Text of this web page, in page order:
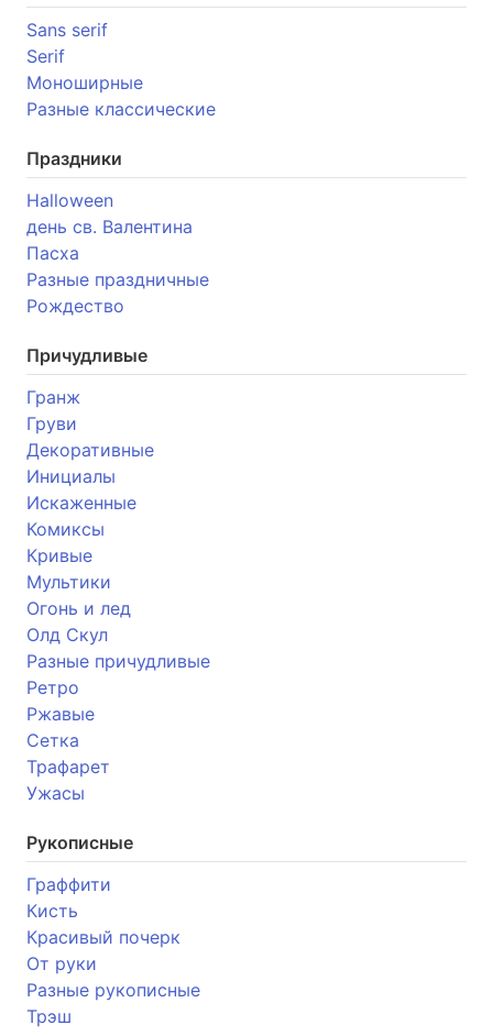
Sans serif
Serif
Моноширные
Разные классические
Праздники
Halloween
день св. Валентина
Пасха
Разные праздничные
Рождество
Причудливые
Гранж
Груви
Декоративные
Инициалы
Искаженные
Комиксы
Кривые
Мультики
Огонь и лед
Олд Скул
Разные причудливые
Ретро
Ржавые
Сетка
Трафарет
Ужасы
Рукописные
Граффити
Кисть
Красивый почерк
От руки
Разные рукописные
Трэш